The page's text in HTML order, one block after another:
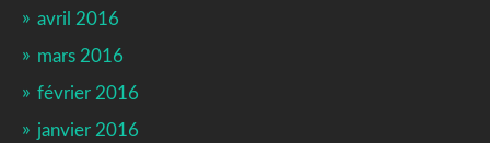
avril 2016
mars 2016
février 2016
janvier 2016